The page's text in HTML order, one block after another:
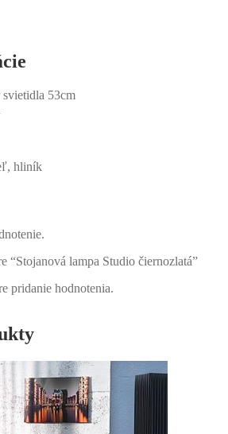
svietidla 53cm
hliník
“Stojanová lampa Studio čiernozlatá”
pridanie hodnotenia.